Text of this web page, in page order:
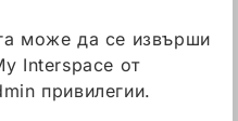
може да се извърши
Interspace от
привилегии.